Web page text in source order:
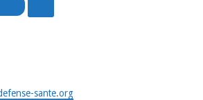
sante.org